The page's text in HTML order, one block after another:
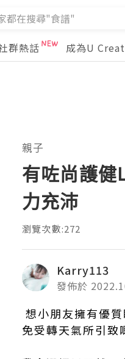
群熱話 成為U
親子
有咗尚護
力充沛
瀏覽次數:272
Karry113
發佈於
想小朋友擁有優
免受轉天氣所引致